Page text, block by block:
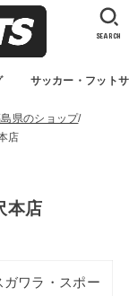
サッカー・フット
SEARCH
県のショップ
店
本店
ガワラ・スポー